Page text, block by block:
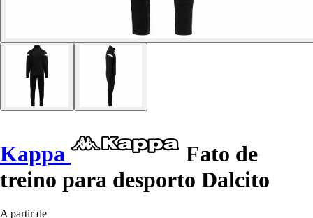
Kappa
Fato de
treino para desporto Dalcito
A partir de